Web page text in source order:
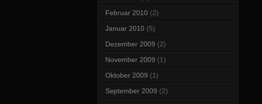
Februar 2010 (2)
Januar 2010 (5)
Dezember 2009 (2)
November 2009 (1)
Oktober 2009 (1)
September 2009 (2)